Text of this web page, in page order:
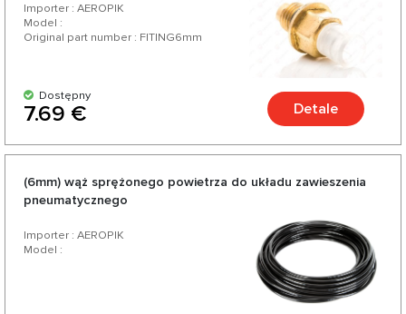
Importer : AEROPIK
Model :
Original part number : FITING6mm
Dostępny
7.69 € Detale
(6mm) wąż sprężonego powietrza do układu zawieszenia
pneumatycznego
Importer : AEROPIK
Model :